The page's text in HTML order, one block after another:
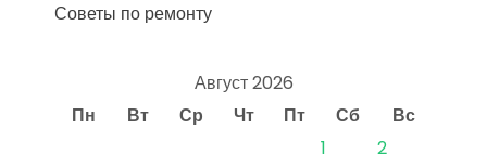
Советы по ремонту
Август 2026
Пн
Вт Ср Чт Пт Сб
Вс
1
2